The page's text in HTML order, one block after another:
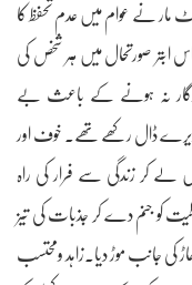
لوٹ مار نے عوام میں عدم تحفظ کا
ابتر صورتحال میں ہر شخص کی
نہ ہونے کے باعث بے
ڈیرے ڈال رکھے تھے۔ خوف اور
لے کر زندگی سے فرار کی راہ
کو جنم دے کر جذبات کی تیز
کی جانب موڑ دیا۔زاہد ومحتسب